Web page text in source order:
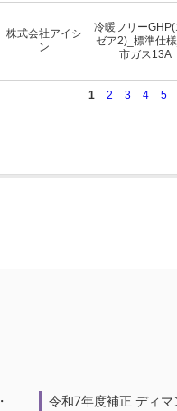
株式会社アイシ
ン
冷暖フリー
ゼア2)_標準仕
市ガス13A
1 2 3 4 5
令和7年度補正 ディマ